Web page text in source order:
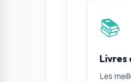
📚
Livres
Les